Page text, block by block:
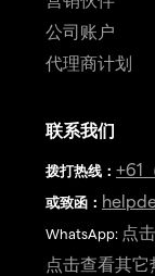
公司账户
代理商计划
联系我们
拨打热线 ： +61
或致函：
WhatsApp: 点
点击查看其